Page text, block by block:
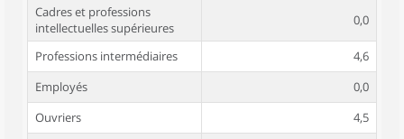
Cadres et professions
intellectuelles supérieures
0,0
Professions intermédiaires
4,6
Employés
0,0
Ouvriers
4,5